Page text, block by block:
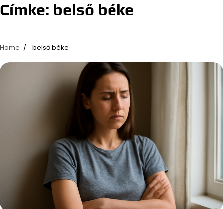
Címke: belső béke
Home belső béke